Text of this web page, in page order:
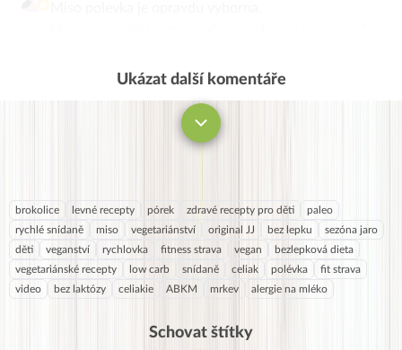
Ukázat další komentáře
brokolice levné recepty pórek zdravé recepty pro děti
paleo
rychlé snídaně
miso vegetariánství original JJ bez lepku
sezóna jaro
děti
veganství rychlovka fitness strava vegan
bezlepková dieta
vegetariánské recepty
low carb snídaně celiak polévka
fit strava
video
bez laktózy celiakie ABKM mrkev alergie na mléko
Schovat štítky